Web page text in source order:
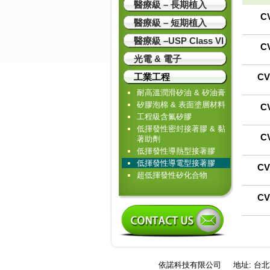
醫療級 – 長期植入
醫療級 – 短期植入
醫療級 –USP Class VI
光電 & 電子
工業工程
耐高溫潤滑矽油 & 矽油膏
矽膠泡棉 & 表面塗層材料
工程級含氟矽膠
低揮發性密封接著膠 & 黏
著助劑
低揮發性導熱型接著膠
低揮發性導電型接著膠
超低揮發性矽化合物
依諾科技有限公司 地址: 台